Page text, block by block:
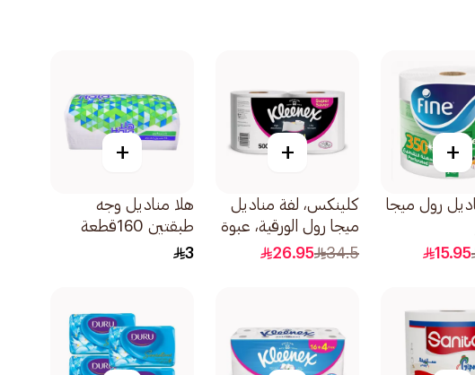
+
رول ميجا
15.95
+
كلينكس، لفة مناديل
ميجا رول الورقية، عبوة
تحتوي على لفتين
34.5
26.95
+
هلا مناديل وجه
طبقتين 160قطعة
3